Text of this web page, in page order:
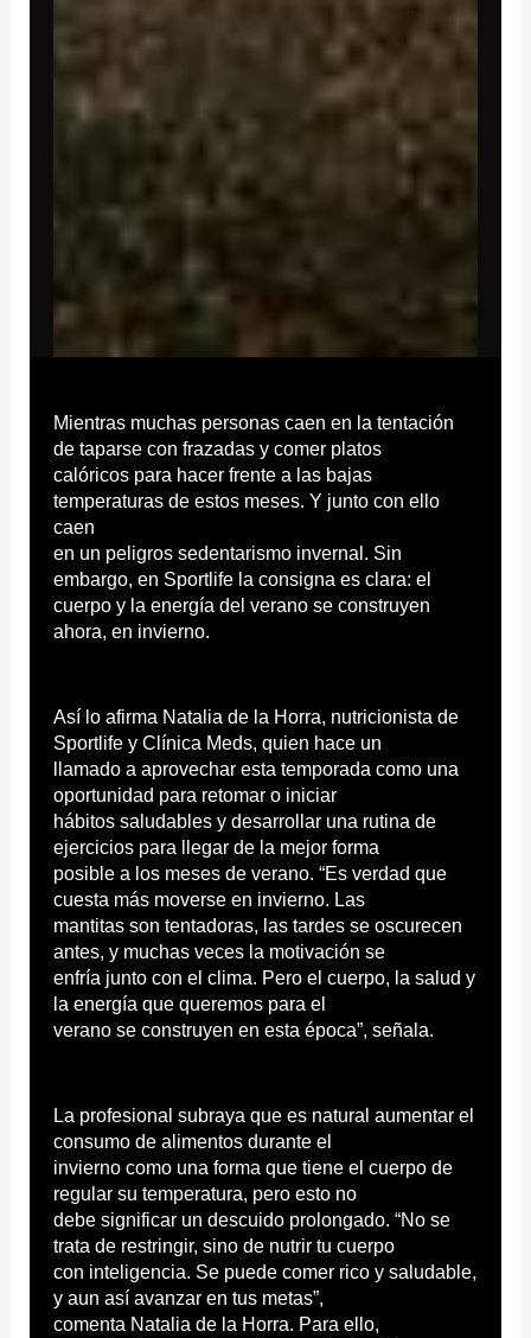
Mientras muchas personas caen en la tentación
de taparse con frazadas y comer platos
calóricos para hacer frente a las bajas
temperaturas de estos meses. Y junto con ello
caen
en un peligros sedentarismo invernal. Sin
embargo, en Sportlife la consigna es clara: el
cuerpo y la energía del verano se construyen
ahora, en invierno.
Así lo afirma Natalia de la Horra, nutricionista de
Sportlife y Clínica Meds, quien hace un
llamado a aprovechar esta temporada como una
oportunidad para retomar o iniciar
hábitos saludables y desarrollar una rutina de
ejercicios para llegar de la mejor forma
posible a los meses de verano. “Es verdad que
cuesta más moverse en invierno. Las
mantitas son tentadoras, las tardes se oscurecen
antes, y muchas veces la motivación se
enfría junto con el clima. Pero el cuerpo, la salud y
la energía que queremos para el
verano se construyen en esta época”, señala.
La profesional subraya que es natural aumentar el
consumo de alimentos durante el
invierno como una forma que tiene el cuerpo de
regular su temperatura, pero esto no
debe significar un descuido prolongado. “No se
trata de restringir, sino de nutrir tu cuerpo
con inteligencia. Se puede comer rico y saludable,
y aun así avanzar en tus metas”,
comenta Natalia de la Horra. Para ello,